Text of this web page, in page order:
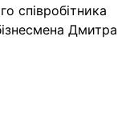
співробітника
Дмитра